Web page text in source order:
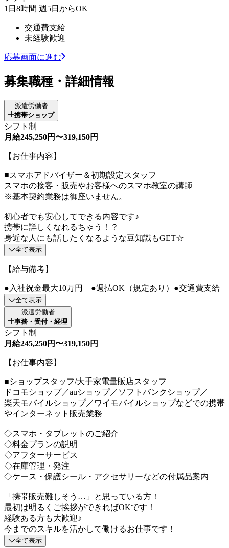
1日8時間 週5日からOK
交通費支給
未経験歓迎
応募画面に進む
募集職種・詳細情報
派遣労働者
携帯ショップ
シフト制
月給245,250円〜319,150円
【お仕事内容】
■スマホアドバイザー＆初期設定スタッフ
スマホの接客・販売やお客様へのスマホ教室の講師
※基本契約業務は御座いません。
初心者でも安心してできる内容です♪
携帯に詳しくなれるちゃう！？
身近な人にも話したくなるような豆知識もGET☆
全て表示
【給与備考】
●入社祝金最大10万円 ●週払OK（規定あり）●交通費支給
全て表示
派遣労働者
事務・受付・経理
シフト制
月給245,250円〜319,150円
【お仕事内容】
■ショップスタッフ/大手家電量販店スタッフ
ドコモショップ／auショップ／ソフトバンクショップ／
楽天モバイルショップ／ワイモバイルショップなどでの携帯
やインターネット販売業務
◇スマホ・タブレットのご紹介
◇料金プランの説明
◇アフターサービス
◇在庫管理・発注
◇ケース・保護シール・アクセサリーなどの付属品案内
「携帯販売難しそう…」と思っている方！
最初は明るくご挨拶ができればOKです！
経験ある方も大歓迎♪
今までのスキルを活かして働けるお仕事です！
全て表示